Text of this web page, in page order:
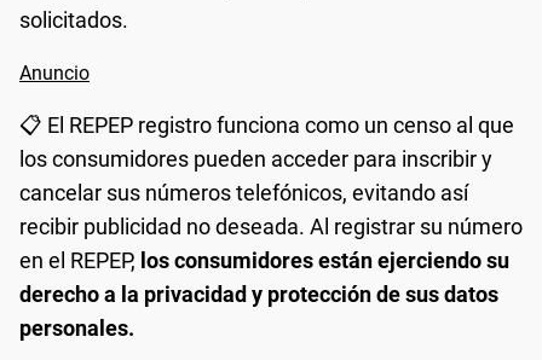
solicitados.
📋 El REPEP registro funciona como un censo al que
los consumidores pueden acceder para inscribir y
cancelar sus números telefónicos, evitando así
recibir publicidad no deseada. Al registrar su número
en el REPEP, los consumidores están ejerciendo su
derecho a la privacidad y protección de sus datos
personales.